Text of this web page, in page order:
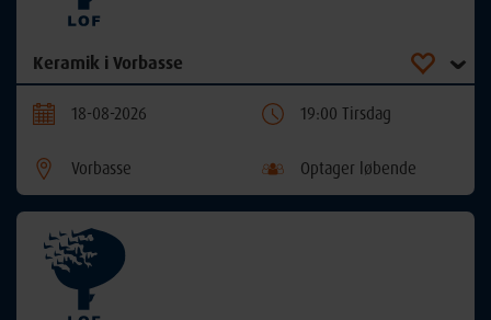
Keramik i Vorbasse
18-08-2026 19:00 Tirsdag
Vorbasse Optager løbende